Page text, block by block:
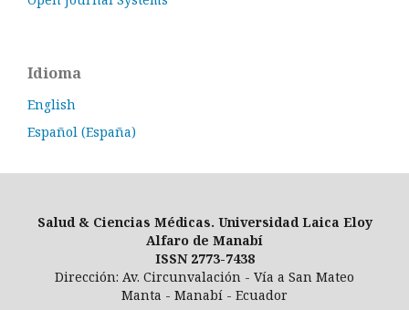
Idioma
English
Español (España)
Salud & Ciencias Médicas. Universidad Laica Eloy
Alfaro de Manabí
ISSN 2773-7438
Dirección: Av. Circunvalación - Vía a San Mateo
Manta - Manabí - Ecuador